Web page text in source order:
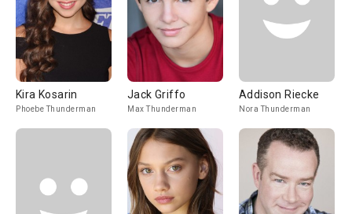
Kira Kosarin
Phoebe Thunderman
Jack Griffo
Max Thunderman
Addison Riecke
Nora Thunderman